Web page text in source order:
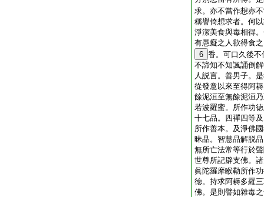
求。亦不當作想亦
稱譽倚想求者。何
淨潔美食與毒相得
有愚癡之人欲得食
6 香。可口久後
不諦知不知諷誦倒
人説言。善男子。
從發意以來至得阿
餘泥洹至無餘泥洹
若波羅蜜。所作功
十七品。四禪四等
所作善本。及淨佛
昧品。智慧品解脱
無所亡法常等行於
世尊所記辟支佛。
眞陀羅摩睺勒所作
徳。持求阿耨多羅
佛。是則譬如雜毒